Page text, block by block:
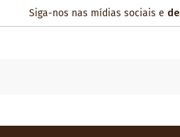
Siga-nos nas mídias sociais e